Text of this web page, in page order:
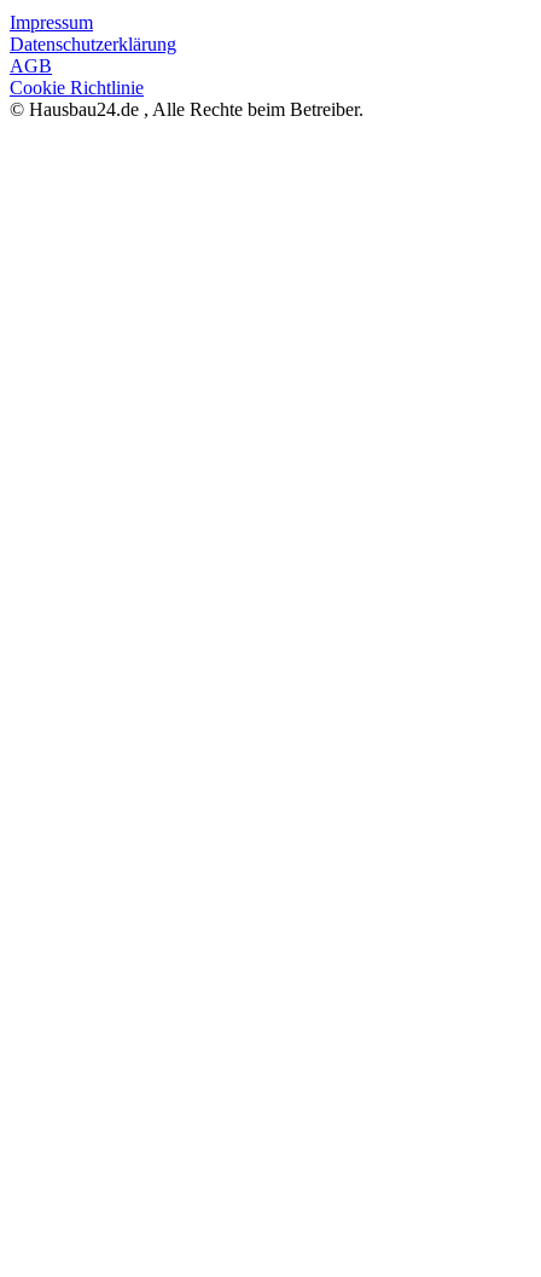
Impressum
Datenschutzerklärung
AGB
Cookie Richtlinie
© Hausbau24.de , Alle Rechte beim Betreiber.